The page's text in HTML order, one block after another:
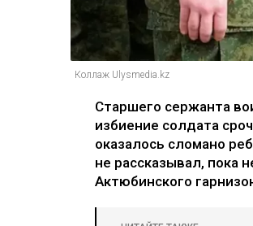
Коллаж Ulysmedia.kz
Старшего сержанта
избиение солдата
оказалось сломано
не рассказывал, пока
Актюбинского